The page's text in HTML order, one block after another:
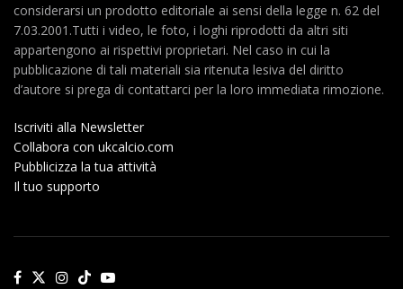
considerarsi un prodotto editoriale ai sensi della legge n. 62 del
7.03.2001.Tutti i video, le foto, i loghi riprodotti da altri siti
appartengono ai rispettivi proprietari. Nel caso in cui la
pubblicazione di tali materiali sia ritenuta lesiva del diritto
d’autore si prega di contattarci per la loro immediata rimozione.
Iscriviti alla Newsletter
Collabora con ukcalcio.com
Pubblicizza la tua attività
Il tuo supporto